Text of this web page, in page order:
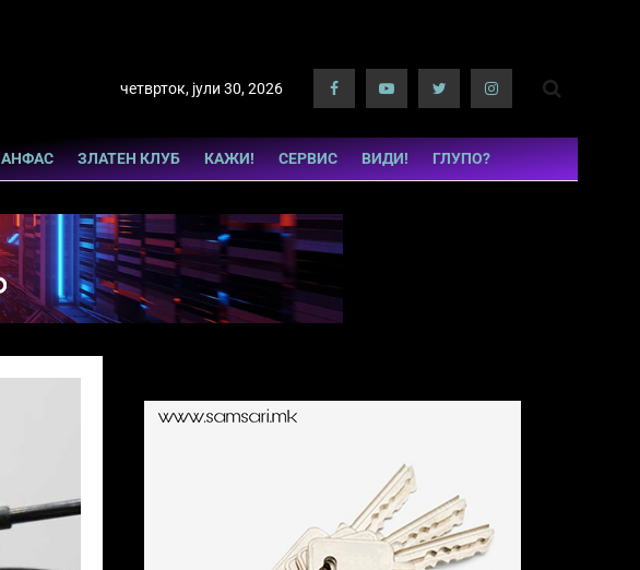
четврток, јули 30, 2026
АНФАС ЗЛАТЕН КЛУБ КАЖИ! СЕРВИС ВИДИ! ГЛУПО?